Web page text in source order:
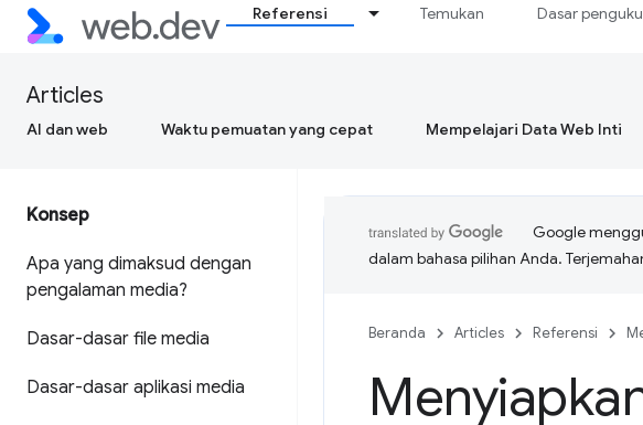
Referensi Temukan Dasar
Articles
AI dan web Waktu pemuatan yang cepat Mempelajari Data Web Inti
Konsep
Apa yang dimaksud dengan
pengalaman media?
Dasar-dasar file media
Dasar-dasar aplikasi media
Google
dalam bahasa pilihan Anda.
Beranda Articles Referensi